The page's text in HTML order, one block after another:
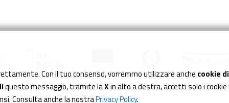
Con il tuo consenso, vorremmo utilizzare anche cookie
questo messaggio, tramite laXin alto a destra, accetti solo i cookie
Consulta anche la nostraPrivacy Policy.